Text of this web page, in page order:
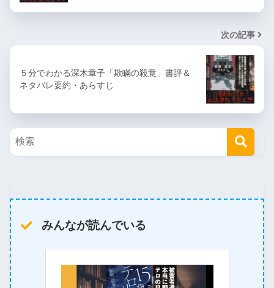
次の記事
５分でわかる深木章子「欺瞞の殺意」書評＆
ネタバレ要約・あらすじ
みんなが読んでいる